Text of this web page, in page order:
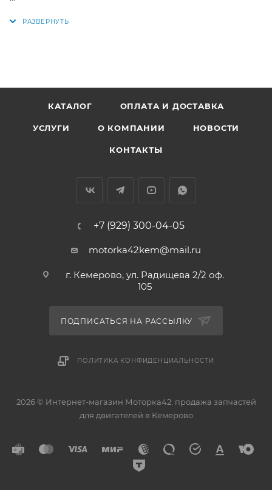
КАТАЛОГ ОПЛАТА И ДОСТАВКА
УСЛУГИ О КОМПАНИИ НОВОСТИ
КОНТАКТЫ
+7 (929) 300-04-05
motorka42kem@mail.ru
г. Кемерово, ул. Радищева 2/2 оф.
105
ПОДПИСАТЬСЯ НА РАССЫЛКУ
ПОЛИТИКА КОНФИДЕНЦИАЛЬНОСТИ
2026 © Интернет-магазин Моторка42: продажа запчастей
для двигателей в Кемерово